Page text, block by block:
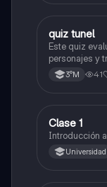
Otros
quiz tunel
Este quiz
personajes y
Sabato.
3°M 41
Otros
Clase 1
Introducción
Universidad